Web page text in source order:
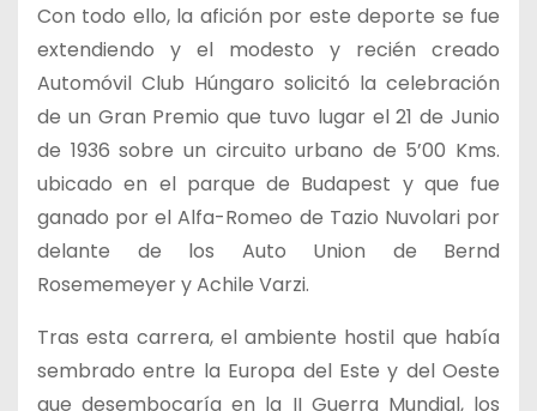
Con todo ello, la afición por este deporte se fue
extendiendo y el modesto y recién creado
Automóvil Club Húngaro solicitó la celebración
de un Gran Premio que tuvo lugar el 21 de Junio
de 1936 sobre un circuito urbano de 5’00 Kms.
ubicado en el parque de Budapest y que fue
ganado por el Alfa-Romeo de Tazio Nuvolari por
delante de los Auto Union de Bernd
Rosememeyer y Achile Varzi.
Tras esta carrera, el ambiente hostil que había
sembrado entre la Europa del Este y del Oeste
que desembocaría en la II Guerra Mundial, los